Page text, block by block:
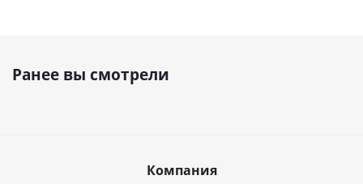
Ранее вы смотрели
Компания